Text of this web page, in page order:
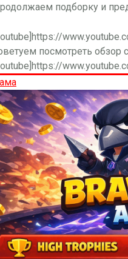
подборку и
посмотреть обзор